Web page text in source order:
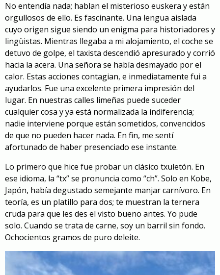
No entendía nada; hablan el misterioso euskera y están
orgullosos de ello. Es fascinante. Una lengua aislada
cuyo origen sigue siendo un enigma para historiadores y
lingüistas. Mientras llegaba a mi alojamiento, el coche se
detuvo de golpe, el taxista descendió apresurado y corrió
hacia la acera. Una señora se había desmayado por el
calor. Estas acciones contagian, e inmediatamente fui a
ayudarlos. Fue una excelente primera impresión del
lugar. En nuestras calles limeñas puede suceder
cualquier cosa y ya está normalizada la indiferencia;
nadie interviene porque están sometidos, convencidos
de que no pueden hacer nada. En fin, me sentí
afortunado de haber presenciado ese instante.
Lo primero que hice fue probar un clásico txuletón. En
ese idioma, la “tx” se pronuncia como “ch”. Solo en Kobe,
Japón, había degustado semejante manjar carnívoro. En
teoría, es un platillo para dos; te muestran la ternera
cruda para que les des el visto bueno antes. Yo pude
solo. Cuando se trata de carne, soy un barril sin fondo.
Ochocientos gramos de puro deleite.